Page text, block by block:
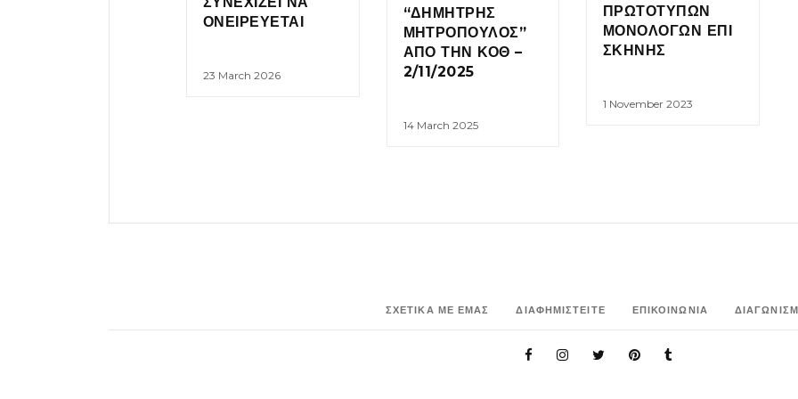
ΟΝΕΙΡΕΥΕΤΑΙ
23 March 2026
“ΔΗΜΗΤΡΗΣ
ΜΗΤΡΟΠΟΥΛΟΣ”
ΑΠΟ ΤΗΝ ΚΟΘ –
2/11/2025
14 March 2025
ΠΡΩΤΟΤΥΠΩΝ
ΜΟΝΟΛΟΓΩΝ ΕΠΙ
ΣΚΗΝΗΣ
1 November 2023
ΣΧΕΤΙΚΑ ΜΕ ΕΜΑΣ ΔΙΑΦΗΜΙΣΤΕΙΤΕ ΕΠΙΚΟΙΝΩΝΙΑ